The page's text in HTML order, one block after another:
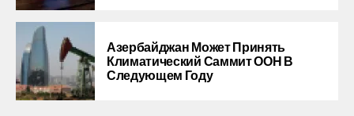
Азербайджан Может Принять
Климатический Саммит ООН В
Следующем Году